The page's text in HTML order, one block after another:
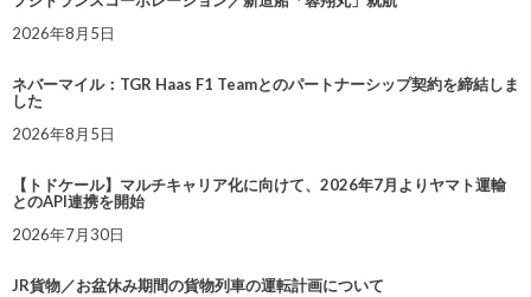
2026年8月5日
ネバーマイル：TGR Haas F1 Teamとのパートナーシップ契約を締結しま
した
2026年8月5日
【トドケール】マルチキャリア化に向けて、2026年7月よりヤマト運輸
とのAPI連携を開始
2026年7月30日
JR貨物／お盆休み期間の貨物列車の運転計画について